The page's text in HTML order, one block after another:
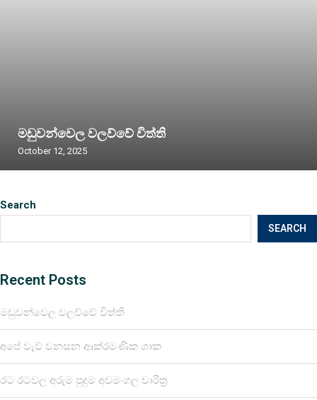
Search
SEARCH
Recent Posts
මඩුවන්වෙල වලව්වේ විත්ති
අපේ වැව් වනසන ආක්රමණික ශාක
රට රටවල අරුම පුදුම අවමංගල චාරිත්‍ර
මඩුවන්වෙල වලව්වේ විත්ති
October 12, 2025